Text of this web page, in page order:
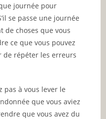
journée pour
se passe une journée
de choses que vous
ce que vous pouvez
répéter les erreurs
pas à vous lever le
que vous aviez
que vous avez du